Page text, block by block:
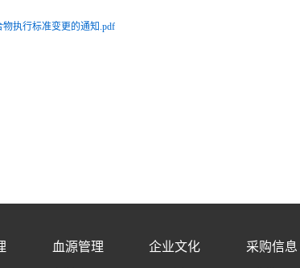
执行标准变更的通知.pdf
血源管理 企业文化 采购信息